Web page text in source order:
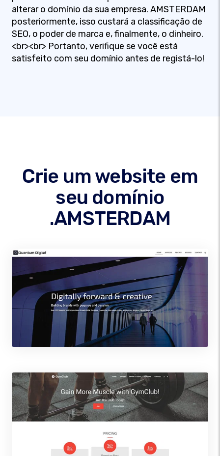
alterar o domínio da sua empresa. AMSTERDAM
posteriormente, isso custará a classificação de
SEO, o poder de marca e, finalmente, o dinheiro.
<br><br> Portanto, verifique se você está
satisfeito com seu domínio antes de registá-lo!
Crie um website em
seu domínio
.AMSTERDAM